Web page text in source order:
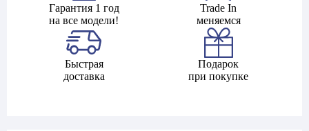
Гарантия 1 год
на все модели!
Trade In
меняемся
Быстрая
доставка
Подарок
при покупке